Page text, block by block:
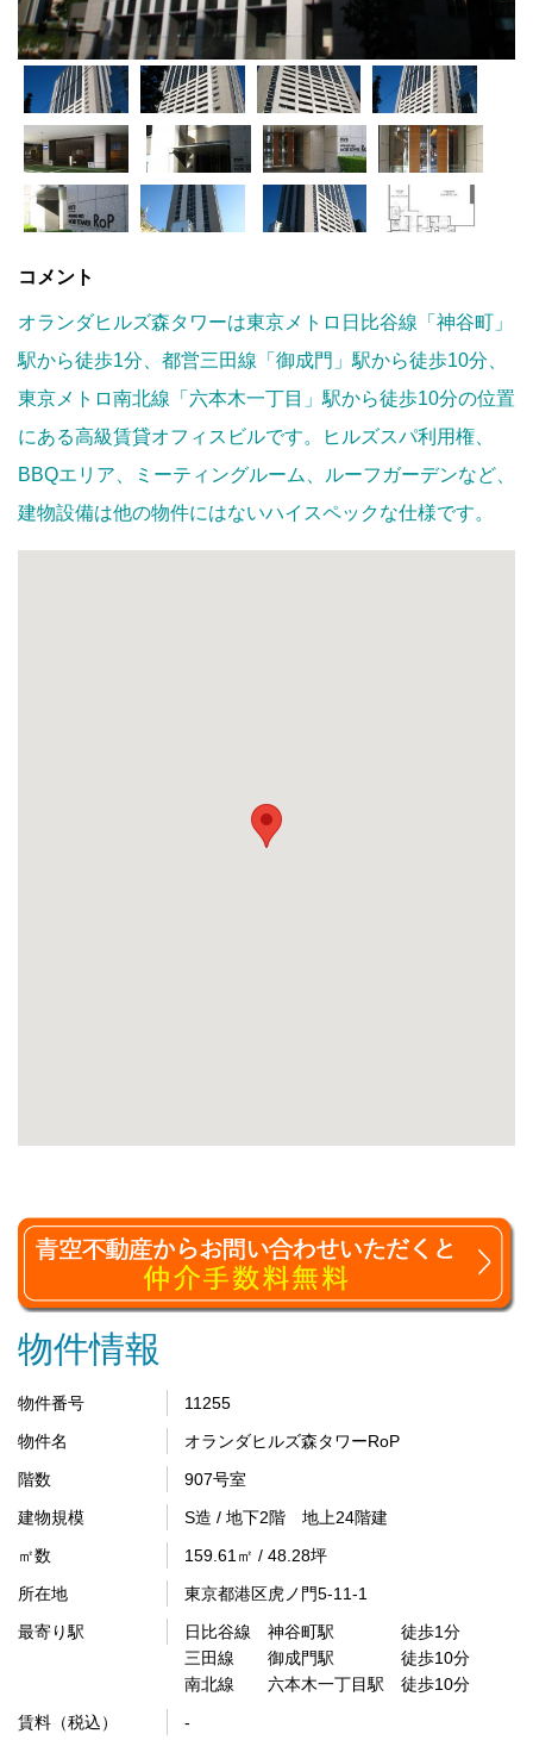
コメント
オランダヒルズ森タワーは東京メトロ日比谷線「神谷町」
駅から徒歩1分、都営三田線「御成門」駅から徒歩10分、
東京メトロ南北線「六本木一丁目」駅から徒歩10分の位置
にある高級賃貸オフィスビルです。ヒルズスパ利用権、
BBQエリア、ミーティングルーム、ルーフガーデンなど、
建物設備は他の物件にはないハイスペックな仕様です。
物件情報
物件番号
11255
物件名
オランダヒルズ森タワーRoP
階数
907号室
建物規模
S造 / 地下2階 地上24階建
㎡数
159.61㎡ / 48.28坪
所在地
東京都港区虎ノ門5-11-1
最寄り駅
日比谷線 神谷町駅 徒歩1分
三田線 御成門駅 徒歩10分
南北線 六本木一丁目駅 徒歩10分
賃料（税込）
-